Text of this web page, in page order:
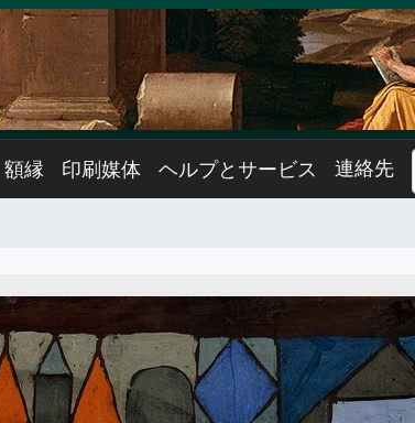
額縁 印刷媒体 ヘルプとサービス 連絡先